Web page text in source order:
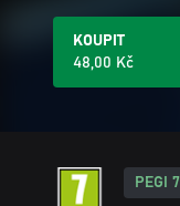
KOUPIT
48,00 Kč
PEGI 7